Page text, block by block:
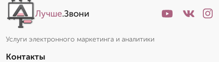
Лучше.Звони
Услуги электронного маркетинга и аналитики
Контакты